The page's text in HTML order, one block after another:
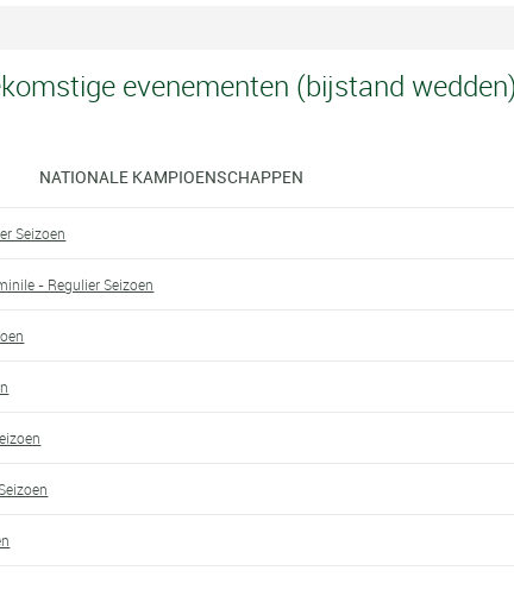
evenementen (bijstand wedden)
NATIONALE KAMPIOENSCHAPPEN
Seizoen
- Regulier Seizoen